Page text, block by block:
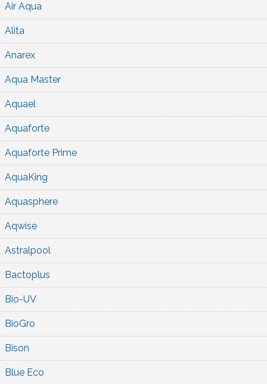
Air Aqua
Alita
Anarex
Aqua Master
Aquael
Aquaforte
Aquaforte Prime
AquaKing
Aquasphere
Aqwise
Astralpool
Bactoplus
Bio-UV
BioGro
Bison
Blue Eco